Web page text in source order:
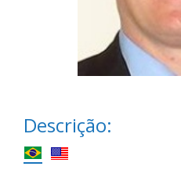
Descrição: